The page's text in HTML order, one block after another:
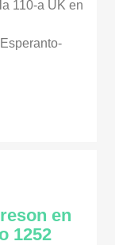
110-a UK en
en
1252